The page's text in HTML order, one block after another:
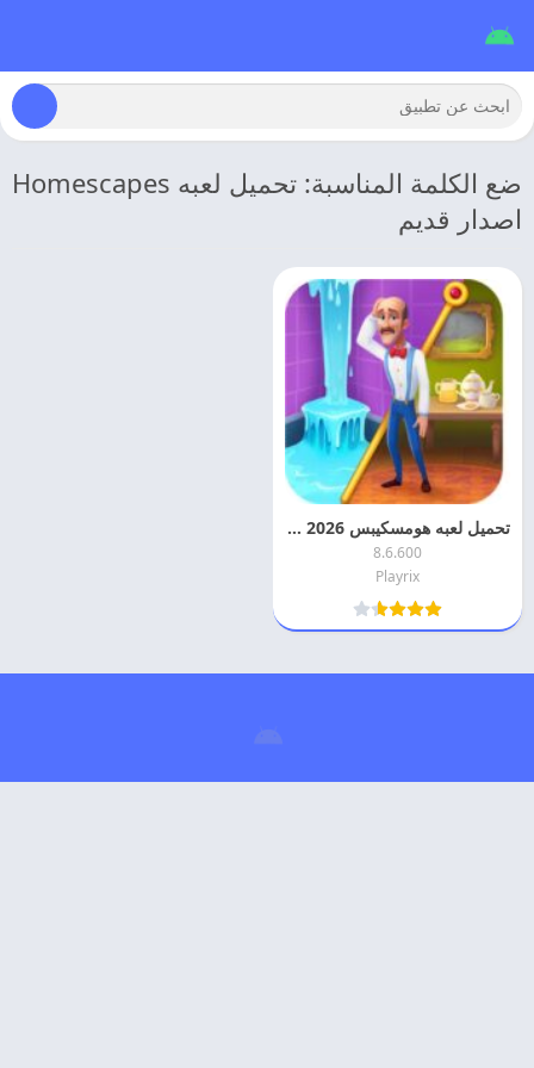
ضع الكلمة المناسبة: تحميل لعبه Homescapes
اصدار قديم
تحميل لعبه هومسكيبس 2026 Homescapes مهكره اخر تحديث مجانا
8.6.600
Playrix